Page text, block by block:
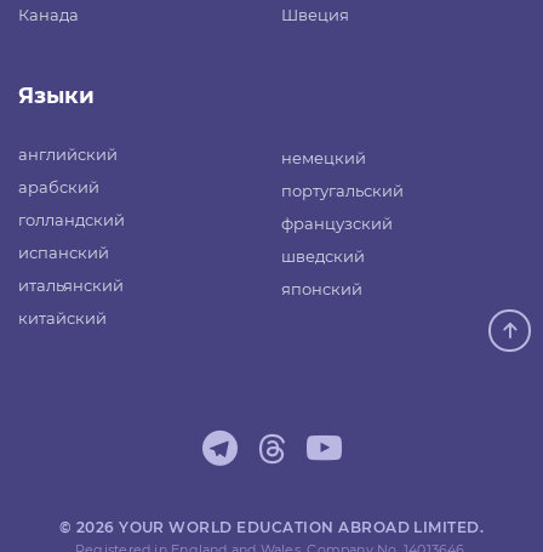
Канада
Швеция
Языки
английский
арабский
голландский
испанский
итальянский
китайский
немецкий
португальский
французский
шведский
японский
© 2026 YOUR WORLD EDUCATION ABROAD LIMITED.